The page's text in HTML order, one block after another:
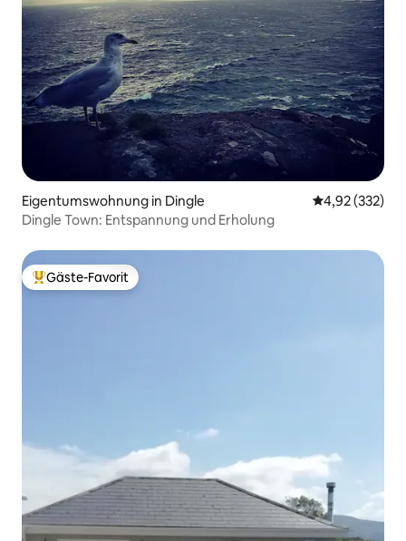
Eigentumswohnung in Dingle
4,92 (332)
Dingle Town: Entspannung und Erholung
Beliebter Gäste-Favorit.
Gäste-Favorit